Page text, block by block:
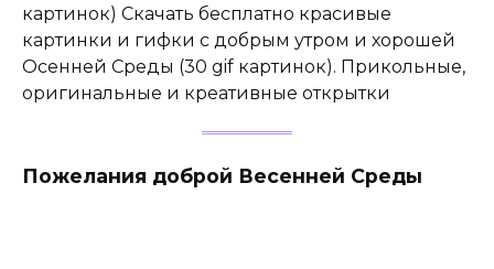
картинок) Скачать бесплатно красивые
картинки и гифки с добрым утром и хорошей
Осенней Среды (30 gif картинок). Прикольные,
оригинальные и креативные открытки
Пожелания доброй Весенней Среды